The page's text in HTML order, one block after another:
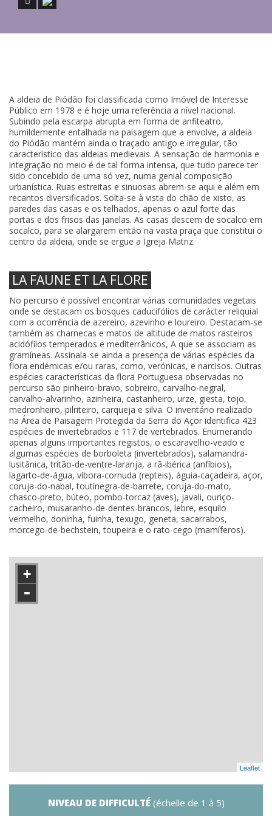
A aldeia de Piódão foi classificada como Imóvel de Interesse
Público em 1978 e é hoje uma referência a nível nacional.
Subindo pela escarpa abrupta em forma de anfiteatro,
humildemente entalhada na paisagem que a envolve, a aldeia
do Piódão mantém ainda o traçado antigo e irregular, tão
característico das aldeias medievais. A sensação de harmonia e
integração no meio é de tal forma intensa, que tudo parece ter
sido concebido de uma só vez, numa genial composição
urbanística. Ruas estreitas e sinuosas abrem-se aqui e além em
recantos diversificados. Solta-se à vista do chão de xisto, as
paredes das casas e os telhados, apenas o azul forte das
portas e dos frisos das janelas. As casas descem de socalco em
socalco, para se alargarem então na vasta praça que constitui o
centro da aldeia, onde se ergue a Igreja Matriz.
LA FAUNE ET LA FLORE
No percurso é possível encontrar várias comunidades vegetais
onde se destacam os bosques caducifólios de carácter reliquial
com a ocorrência de azereiro, azevinho e loureiro. Destacam-se
também as charnecas e matos de altitude de matos rasteiros
acidófilos temperados e mediterrânicos, A que se associam as
gramíneas. Assinala-se ainda a presença de várias espécies da
flora endémicas e/ou raras, como, verónicas, e narcisos. Outras
espécies características da flora Portuguesa observadas no
percurso são pinheiro-bravo, sobreiro, carvalho-negral,
carvalho-alvarinho, azinheira, castanheiro, urze, giesta, tojo,
medronheiro, pilriteiro, carqueja e silva. O inventário realizado
na Área de Paisagem Protegida da Serra do Açor identifica 423
espécies de invertebrados e 117 de vertebrados. Enumerando
apenas alguns importantes registos, o escaravelho-veado e
algumas espécies de borboleta (invertebrados), salamandra-
lusitânica, tritão-de-ventre-laranja, a rã-ibérica (anfíbios),
lagarto-de-água, víbora-cornuda (repteis), águia-caçadeira, açor,
coruja-do-nabal, toutinegra-de-barrete, coruja-do-mato,
chasco-preto, búteo, pombo-torcaz (aves), javali, ouriço-
cacheiro, musaranho-de-dentes-brancos, lebre, esquilo
vermelho, doninha, fuinha, texugo, geneta, sacarrabos,
morcego-de-bechstein, toupeira e o rato-cego (mamíferos).
+
-
Leaflet
NIVEAU DE DIFFICULTÉ (échelle de 1 à 5)